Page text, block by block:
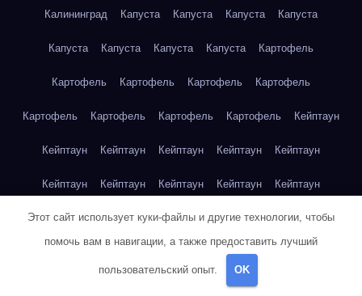
Калининград Капуста Капуста Капуста Капуста
Капуста Капуста Капуста Капуста Картофель
Картофель Картофель Картофель Картофель
Картофель Картофель Картофель Картофель Кейптаун
Кейптаун Кейптаун Кейптаун Кейптаун Кейптаун
Кейптаун Кейптаун Кейптаун Кейптаун Кейптаун
Кейптаун Кейптаун Кейптаун Кейптаун Кейптаун
Кейптаун
Клубника
Этот сайт использует куки-файлы и другие технологии, чтобы
помочь вам в навигации, а также предоставить лучший
пользовательский опыт. OK